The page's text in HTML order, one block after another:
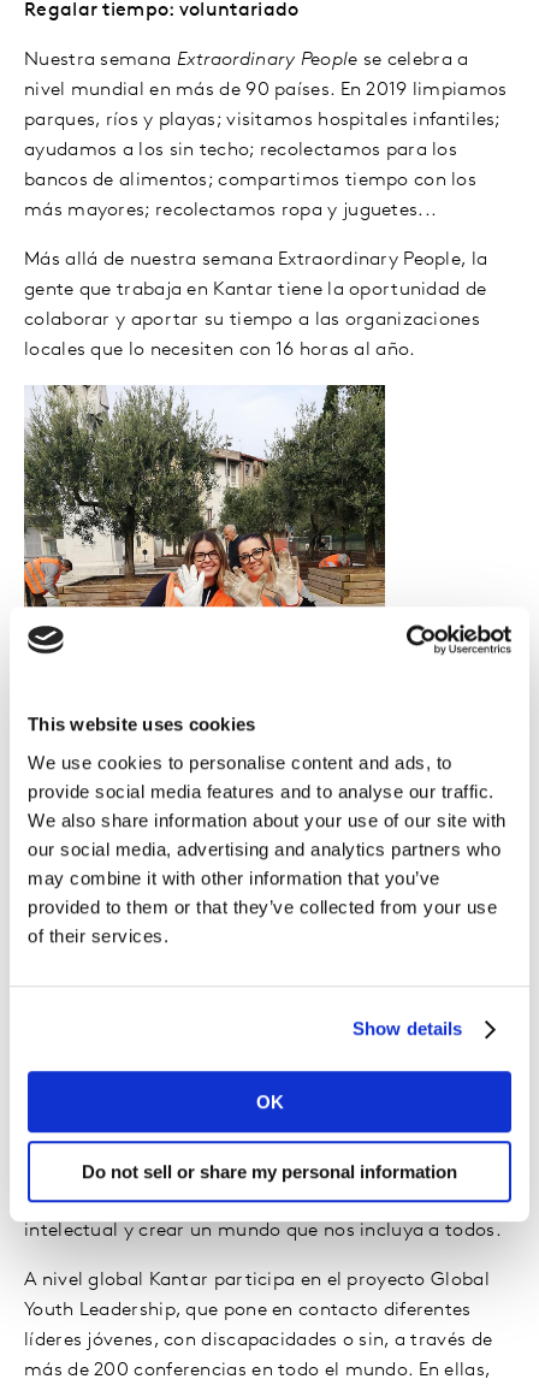
This website uses cookies
We use cookies to personalise content and ads, to
provide social media features and to analyse our traffic.
We also share information about your use of our site with
our social media, advertising and analytics partners who
may combine it with other information that you’ve
provided to them or that they’ve collected from your use
of their services.
Show details
OK
Do not sell or share my personal information
Regalar tiempo: voluntariado
Nuestra semana Extraordinary People se celebra a
nivel mundial en más de 90 países. En 2019 limpiamos
parques, ríos y playas; visitamos hospitales infantiles;
ayudamos a los sin techo; recolectamos para los
bancos de alimentos; compartimos tiempo con los
más mayores; recolectamos ropa y juguetes...
Más allá de nuestra semana Extraordinary People, la
gente que trabaja en Kantar tiene la oportunidad de
colaborar y aportar su tiempo a las organizaciones
locales que lo necesiten con 16 horas al año.
Nuestra colaboración con Special Olympics
En Kantar sabemos que el mundo no es solo
extraordinario, sino excepcionalmente variado. Por el
hacemos, reconocemos la importancia de un entorno
inclusivo y diverso, por lo que nos llena de satisfacción
colaborar a nivel global con Special Olympics y ayudar
en su misión de acabar con la discriminación aun
existente hacia las personas con discapacidad
intelectual y crear un mundo que nos incluya a todos.
A nivel global Kantar participa en el proyecto Global
Youth Leadership, que pone en contacto diferentes
líderes jóvenes, con discapacidades o sin, a través de
más de 200 conferencias en todo el mundo. En ellas,